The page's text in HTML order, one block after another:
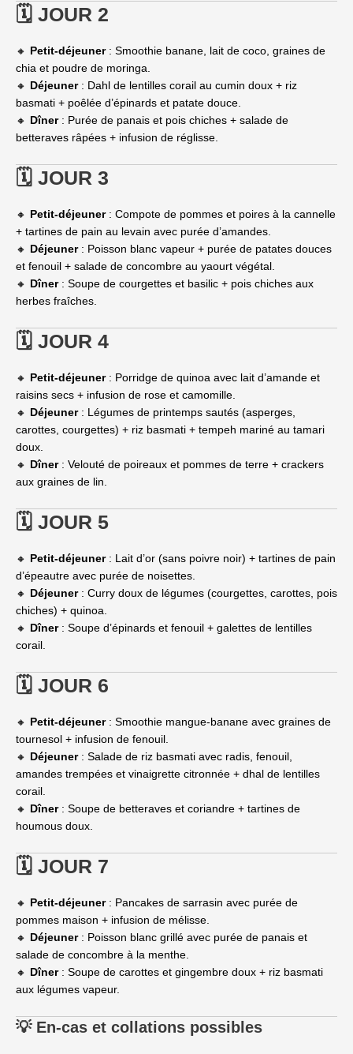
🗓 JOUR 2
🔸 Petit-déjeuner: Smoothie banane, lait de coco, graines de
chia et poudre de moringa.
🔸
Déjeuner: Dahl de lentilles corail au cumin doux + riz
basmati + poêlée d’épinards et patate douce.
🔸
Dîner: Purée de panais et pois chiches + salade de
betteraves râpées + infusion de réglisse.
🗓 JOUR 3
🔸 Petit-déjeuner: Compote de pommes et poires à la cannelle
+ tartines de pain au levain avec purée d’amandes.
🔸
Déjeuner: Poisson blanc vapeur + purée de patates douces
et fenouil + salade de concombre au yaourt végétal.
🔸
Dîner: Soupe de courgettes et basilic + pois chiches aux
herbes fraîches.
🗓 JOUR 4
🔸 Petit-déjeuner: Porridge de quinoa avec lait d’amande et
raisins secs + infusion de rose et camomille.
🔸
Déjeuner: Légumes de printemps sautés (asperges,
carottes, courgettes) + riz basmati + tempeh mariné au tamari
doux.
🔸
Dîner: Velouté de poireaux et pommes de terre + crackers
aux graines de lin.
🗓 JOUR 5
🔸 Petit-déjeuner: Lait d’or (sans poivre noir) + tartines de pain
d’épeautre avec purée de noisettes.
🔸
Déjeuner: Curry doux de légumes (courgettes, carottes, pois
chiches) + quinoa.
🔸
Dîner: Soupe d’épinards et fenouil + galettes de lentilles
corail.
🗓 JOUR 6
🔸 Petit-déjeuner: Smoothie mangue-banane avec graines de
tournesol + infusion de fenouil.
🔸
Déjeuner: Salade de riz basmati avec radis, fenouil,
amandes trempées et vinaigrette citronnée + dhal de lentilles
corail.
🔸
Dîner: Soupe de betteraves et coriandre + tartines de
houmous doux.
🗓 JOUR 7
🔸 Petit-déjeuner: Pancakes de sarrasin avec purée de
pommes maison + infusion de mélisse.
🔸
Déjeuner: Poisson blanc grillé avec purée de panais et
salade de concombre à la menthe.
🔸
Dîner: Soupe de carottes et gingembre doux + riz basmati
aux légumes vapeur.
💡 En-cas et collations possibles